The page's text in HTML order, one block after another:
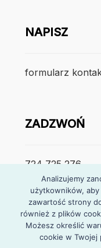
NAPISZ
formularz
ZADZWOŃ
724 725 276
poniedzialek –
7:30 – 15:30
Analizujemy
użytkowników,
zawartość strony
również z plików
Możesz określić
cookie w Twojej